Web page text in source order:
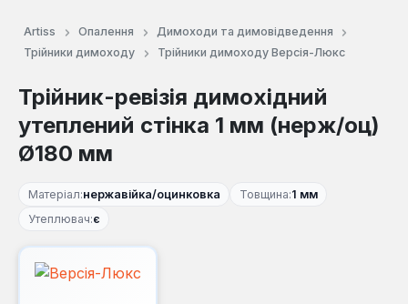
Artiss Опалення
Димоходи та димовідведення
Трійники димоходу
Трійники димоходу Версія-Люкс
Трійник-ревізія димохідний
утеплений стінка 1 мм (нерж/оц)
Ø180 мм
Матеріал:нержавійка/оцинковка Товщина:1 мм
Утеплювач:є